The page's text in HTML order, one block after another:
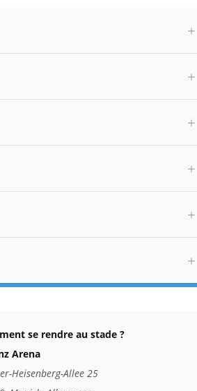
se rendre au stade ?
Arena
Heisenberg-Allee 25